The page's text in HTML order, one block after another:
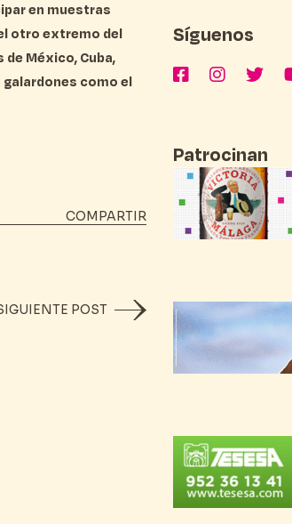
en muestras
otro extremo del
deMéxico, Cuba,
galardones como el
COMPARTIR
POST
Síguenos
Patrocinan